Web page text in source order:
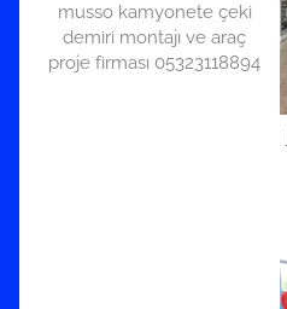
musso kamyonete çeki
demiri montajı ve araç
proje firması 05323118894